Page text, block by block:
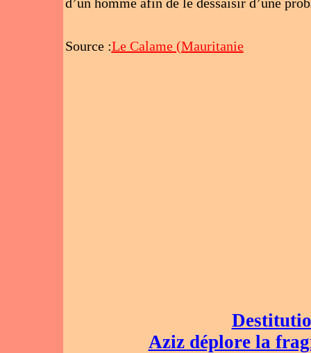
Source :Le Calame (Mauritanie
Aziz déplore la